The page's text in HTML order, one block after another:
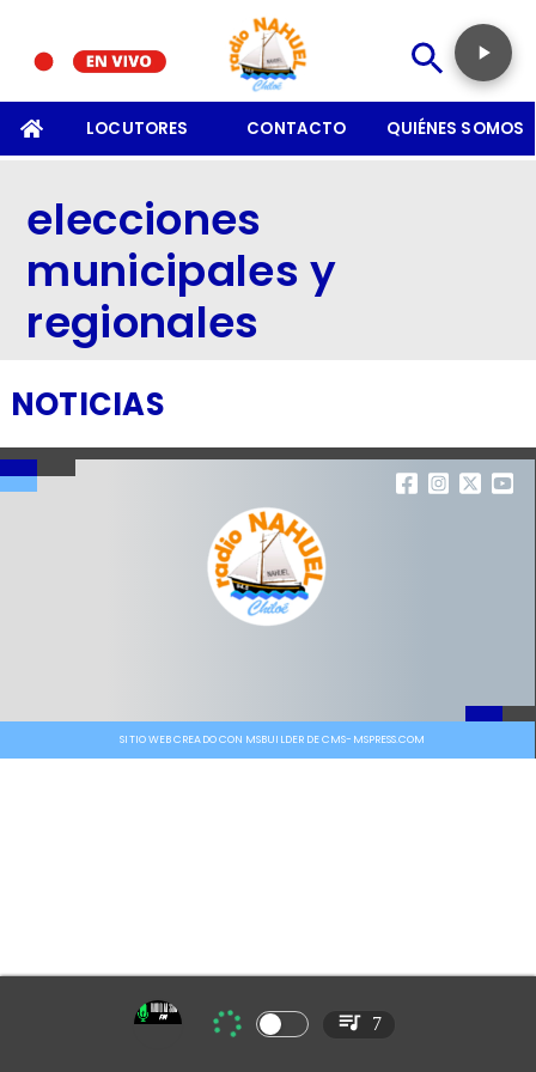
LOCUTORES CONTACTO QUIÉNES SOMOS
elecciones
municipales y
regionales
NOTICIAS
SITIO WEB CREADO CON MSBUILDER DE CMS-MSPRESS.COM
7